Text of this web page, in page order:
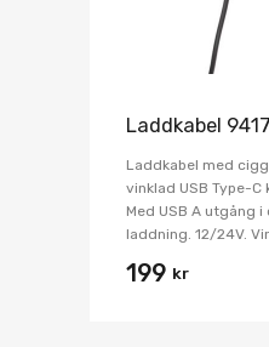
Laddkabel
Laddkabel med
vinklad USB Type-
Med USB A utgång
laddning. 12/24V.
199 kr